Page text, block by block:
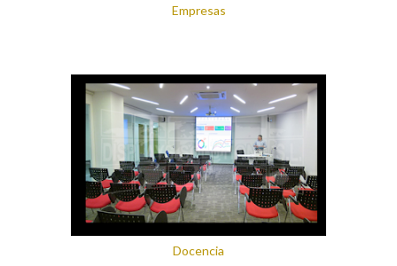
Empresas
Docencia